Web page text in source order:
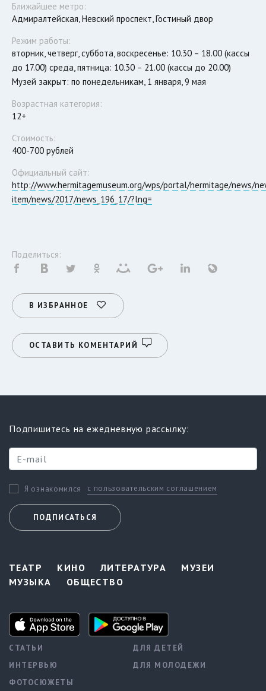
Ближайшее метро:
Адмиралтейская, Невский проспект, Гостиный двор
Режим работы:
вторник, четверг, суббота, воскресенье: 10.30 – 18.00 (кассы
до 17.00) среда, пятница: 10.30 – 21.00 (кассы до 20.00)
Музей закрыт: по понедельникам, 1 января, 9 мая
Возрастная категория:
12+
Стоимость:
400-700 рублей
Официальный сайт:
http://www.hermitagemuseum.org/wps/portal/hermitage/news/
item/news/2017/news_196_17/?lng=
Поделиться:
В ИЗБРАННОЕ
ОСТАВИТЬ КОМЕНТАРИЙ
Подпишитесь на ежедневную рассылку:
Я ознакомился с пользовательским соглашением
ПОДПИСАТЬСЯ
ТЕАТР КИНО ЛИТЕРАТУРА
МУЗЕИ
МУЗЫКА
ОБЩЕСТВО
СТАТЬИ
ИНТЕРВЬЮ
ФОТОСЮЖЕТЫ
ДЛЯ ДЕТЕЙ
ДЛЯ МОЛОДЕЖИ